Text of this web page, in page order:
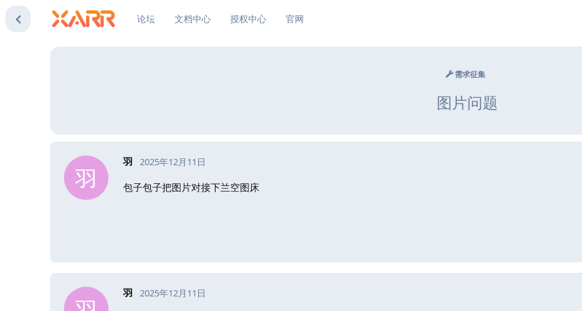
论坛 文档中心 授权中心 官网
需求征集
图片问题
羽
羽 2025年12月11日
包子包子把图片对接下兰空图床
羽 2025年12月11日